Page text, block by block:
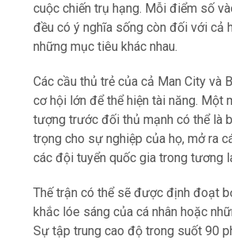
cuộc chiến trụ hạng. Mỗi điểm số
đều có ý nghĩa sống còn đối với cả
những mục tiêu khác nhau.
Các cầu thủ trẻ của cả Man City và
cơ hội lớn để thể hiện tài năng. Một
tượng trước đối thủ mạnh có thể là
trọng cho sự nghiệp của họ, mở ra
các đội tuyển quốc gia trong tương
Thế trận có thể sẽ được định đoạt
khắc lóe sáng của cá nhân hoặc
Sự tập trung cao độ trong suốt 90